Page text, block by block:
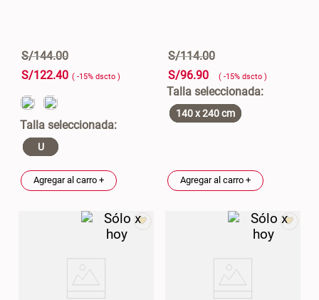
S/144.00
S/122.40 ( -15% dscto )
U
Agregar al carro +
S/114.00
S/96.90 ( -15% dscto )
140 x 240 cm
Agregar al carro +